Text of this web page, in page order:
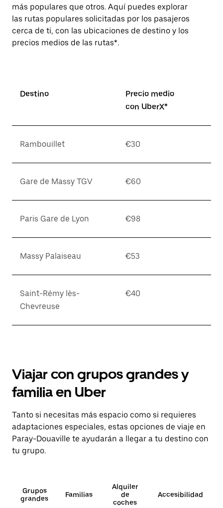
más populares que otros. Aquí puedes explorar
las rutas populares solicitadas por los pasajeros
cerca de ti, con las ubicaciones de destino y los
precios medios de las rutas*.
Destino
Precio medio
con UberX*
Rambouillet €30
Gare de Massy TGV €60
Paris Gare de Lyon €98
Massy Palaiseau €53
Saint-Rémy lès-
Chevreuse
€40
Viajar con grupos grandes y
familia en Uber
Tanto si necesitas más espacio como si requieres
adaptaciones especiales, estas opciones de viaje en
Paray-Douaville te ayudarán a llegar a tu destino con
tu grupo.
Grupos
grandes
Familias
Alquiler
de
coches
Accesibilidad